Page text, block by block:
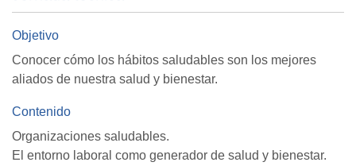
Objetivo
Conocer cómo los hábitos saludables son los mejores
aliados de nuestra salud y bienestar.
Contenido
Organizaciones saludables.
El entorno laboral como generador de salud y bienestar.